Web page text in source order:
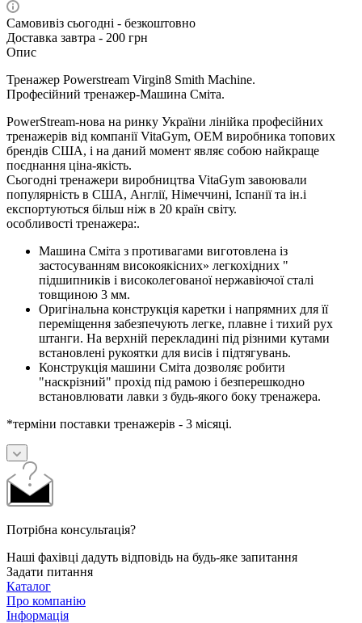
Самовивіз сьогодні - безкоштовно
Доставка завтра - 200 грн
Опис
Тренажер Powerstream Virgin8 Smith Machine.
Професійний тренажер-Машина Сміта.
PowerStream-нова на ринку України лінійка професійних
тренажерів від компанії VitaGym, OEM виробника топових
брендів США, і на даний момент являє собою найкраще
поєднання ціна-якість.
Сьогодні тренажери виробництва VitaGym завоювали
популярність в США, Англії, Німеччині, Іспанії та ін.і
експортуються більш ніж в 20 країн світу.
особливості тренажера:.
Машина Сміта з противагами виготовлена із
застосуванням високоякісних» легкохідних "
підшипників і високолегованої нержавіючої сталі
товщиною 3 мм.
Оригінальна конструкція каретки і напрямних для її
переміщення забезпечують легке, плавне і тихий рух
штанги. На верхній перекладині під різними кутами
встановлені рукоятки для висів і підтягувань.
Конструкція машини Сміта дозволяє робити
"наскрізний" прохід під рамою і безперешкодно
встановлювати лавки з будь-якого боку тренажера.
*терміни поставки тренажерів - 3 місяці.
Потрібна консультація?
Наші фахівці дадуть відповідь на будь-яке запитання
Задати питання
Каталог
Про компанію
Інформація